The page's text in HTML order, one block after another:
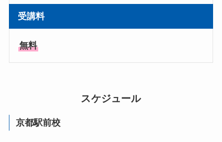
受講料
無料
スケジュール
京都駅前校